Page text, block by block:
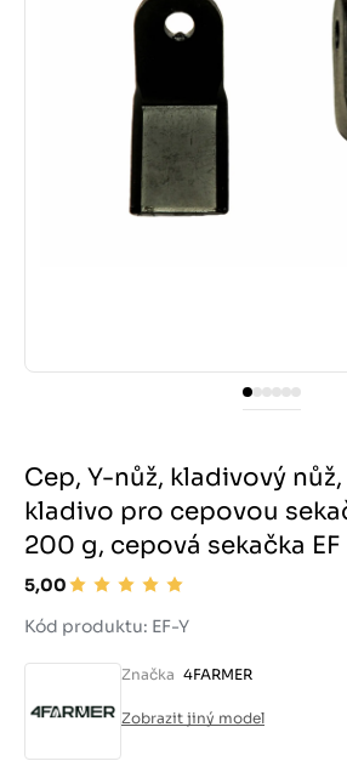
Cep, Y-nůž, kladivový
kladivo pro cepovou
200 g, cepová sekačka EF
5,00
Kód produktu: EF-Y
Značka 4FARMER
Zobrazit jiný model